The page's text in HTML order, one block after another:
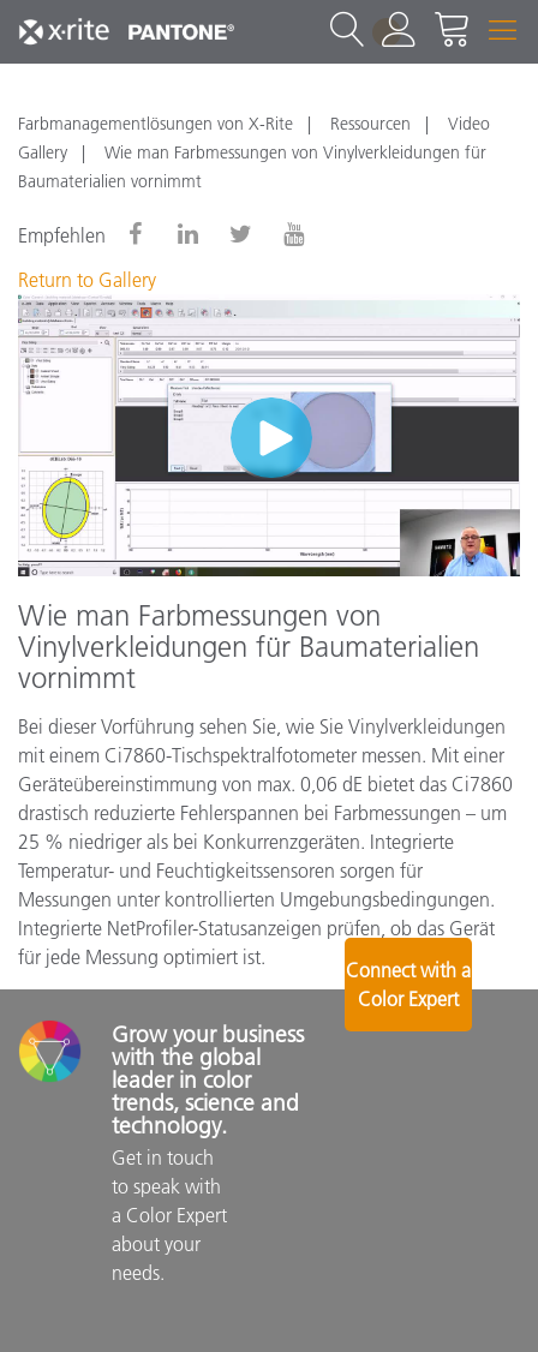
1
Farbmanagementlösungen von X-Rite Ressourcen
Video
Gallery
Wie man Farbmessungen von Vinylverkleidungen für
Baumaterialien vornimmt
Empfehlen
Return to Gallery
Wie man Farbmessungen von
Vinylverkleidungen für Baumaterialien
vornimmt
Bei dieser Vorführung sehen Sie, wie Sie Vinylverkleidungen
mit einem Ci7860-Tischspektralfotometer messen. Mit einer
Geräteübereinstimmung von max. 0,06 dE bietet das Ci7860
drastisch reduzierte Fehlerspannen bei Farbmessungen – um
25 % niedriger als bei Konkurrenzgeräten. Integrierte
Temperatur- und Feuchtigkeitssensoren sorgen für
Messungen unter kontrollierten Umgebungsbedingungen.
Integrierte NetProfiler-Statusanzeigen prüfen, ob das Gerät
für jede Messung optimiert ist.
Grow your business
with the global
leader in color
trends, science and
technology.
Get in touch
to speak with
a Color Expert
about your
needs.
Connect with a
Color Expert